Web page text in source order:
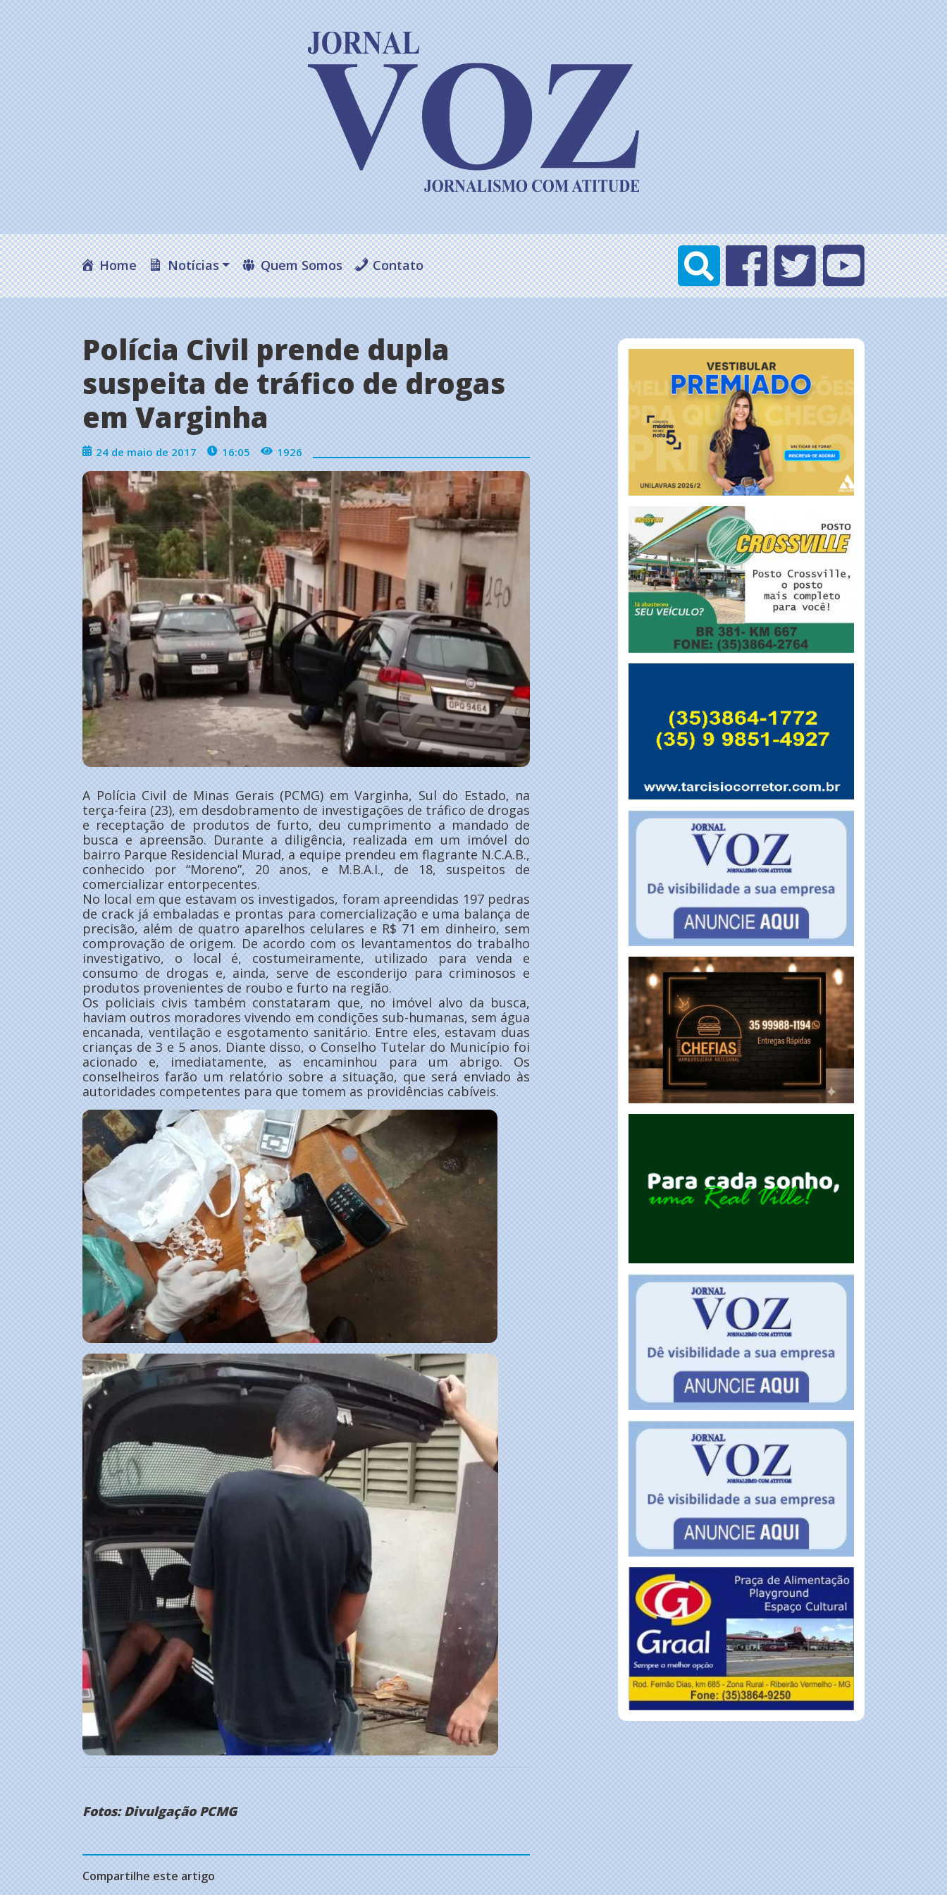
Home Notícias Quem Somos Contato
Polícia Civil prende dupla
suspeita de tráfico de drogas
em Varginha
24 de maio de 2017 16:05 1926
A Polícia Civil de Minas Gerais (PCMG) em Varginha, Sul do Estado, na
terça-feira (23), em desdobramento de investigações de tráfico de drogas
e receptação de produtos de furto, deu cumprimento a mandado de
busca e apreensão. Durante a diligência, realizada em um imóvel do
bairro Parque Residencial Murad, a equipe prendeu em flagrante N.C.A.B.,
conhecido por “Moreno”, 20 anos, e M.B.A.I., de 18, suspeitos de
comercializar entorpecentes.
No local em que estavam os investigados, foram apreendidas 197 pedras
de crack já embaladas e prontas para comercialização e uma balança de
precisão, além de quatro aparelhos celulares e R$ 71 em dinheiro, sem
comprovação de origem. De acordo com os levantamentos do trabalho
investigativo, o local é, costumeiramente, utilizado para venda e
consumo de drogas e, ainda, serve de esconderijo para criminosos e
produtos provenientes de roubo e furto na região.
Os policiais civis também constataram que, no imóvel alvo da busca,
haviam outros moradores vivendo em condições sub-humanas, sem água
encanada, ventilação e esgotamento sanitário. Entre eles, estavam duas
crianças de 3 e 5 anos. Diante disso, o Conselho Tutelar do Município foi
acionado e, imediatamente, as encaminhou para um abrigo. Os
conselheiros farão um relatório sobre a situação, que será enviado às
autoridades competentes para que tomem as providências cabíveis.
Fotos: Divulgação PCMG
Compartilhe este artigo